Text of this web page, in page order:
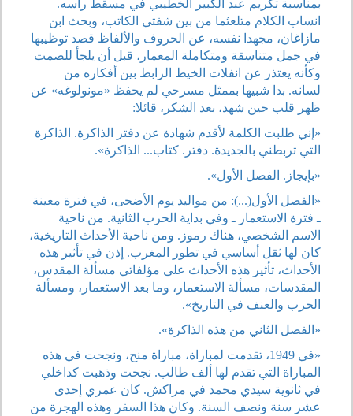
بمناسبة تكريم عبد الكبير الخطيبي في مسقط رأسه.
انساب الكلام متلعثما من بين شفتي الكاتب، وبحث ابن
مازاغان، مجهدا نفسه، عن الحروف والألفاظ قصد توظيبها
في جمل متناسقة ومتكاملة المعمار، قبل أن يلجأ للصمت
وكأنه يعتذر عن انفلات الخيط الرابط بين أفكاره من
لسانه. بدا شبيها بممثل مسرحي لم يحفظ «مونولوغه» عن
ظهر قلب حين شهد، بعد الشكر، قائلا:
«إني طلبت الكلمة لأقدم شهادة عن دفتر الذاكرة. الذاكرة
التي تربطني بالجديدة. دفتر. كتاب... الذاكرة».
«بإيجاز. الفصل الأول».
«الفصل الأول(...): من مواليد يوم الأضحى، في فترة معينة
ـ فترة الاستعمار ـ وفي بداية الحرب الثانية. من ناحية
الاسم الشخصي، هناك رموز. ومن ناحية الأحداث التاريخية،
كان لها ثقل أساسي في تطور المغرب. إذن في تأثير هذه
الأحداث، تأثير هذه الأحداث على مؤلفاتي مسألة المقدس،
المقدسات، مسألة الاستعمار، وما بعد الاستعمار، ومسألة
الحرب والعنف في التاريخ».
«الفصل الثاني من هذه الذاكرة».
«في 1949، تقدمت لمباراة، مباراة منح، ونجحت في هذه
المباراة التي تقدم لها ألف طالب. نجحت وذهبت كداخلي
في ثانوية سيدي محمد في مراكش. كان عمري إحدى
عشر سنة ونصف السنة. وكان هذا السفر وهذه الهجرة من